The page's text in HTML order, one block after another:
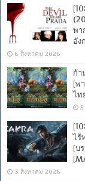
พา
อัง
6 สิงหาคม 2026
ก้า
[พ
ไท
ไร้
[บ
3 สิงหาคม 2026